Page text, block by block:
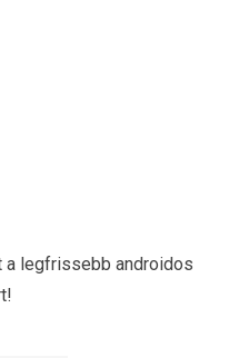
a legfrissebb androidos